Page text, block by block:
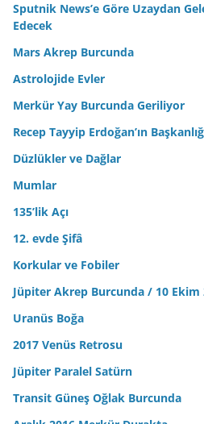
Sputnik News’e Göre Uzaydan
Edecek
Mars Akrep Burcunda
Astrolojide Evler
Merkür Yay Burcunda Geriliyor
Recep Tayyip Erdoğan’ın
Düzlükler ve Dağlar
Mumlar
135’lik Açı
12. evde Şifâ
Korkular ve Fobiler
Jüpiter Akrep Burcunda / 10 Ekim
Uranüs Boğa
2017 Venüs Retrosu
Jüpiter Paralel Satürn
Transit Güneş Oğlak Burcunda